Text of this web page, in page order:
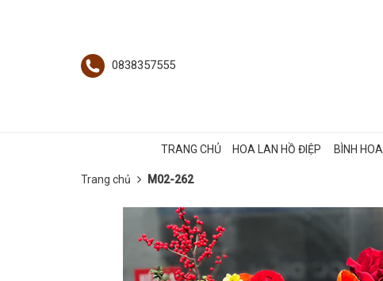
0838357555
TRANG CHỦ HOA LAN HỒ ĐIỆP BÌNH HOA
Trang chủ M02-262